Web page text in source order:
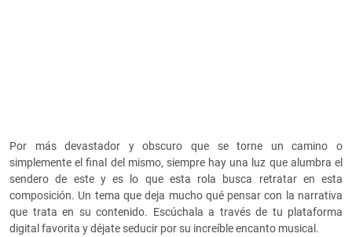
Por más devastador y obscuro que se torne un camino o
simplemente el final del mismo, siempre hay una luz que alumbra el
sendero de este y es lo que esta rola busca retratar en esta
composición. Un tema que deja mucho qué pensar con la narrativa
que trata en su contenido. Escúchala a través de tu plataforma
digital favorita y déjate seducir por su increíble encanto musical.